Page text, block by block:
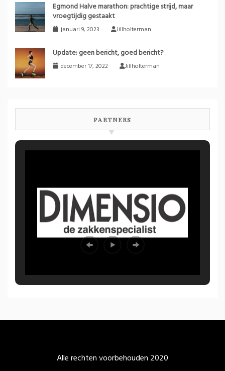
Egmond Halve marathon: prachtige strijd, maar
vroegtijdig gestaakt
januari 9, 2023 Jillholterman
Update: geen bericht, goed bericht?
december 17, 2022 Jillholterman
PARTNERS
Alle rechten voorbehouden 2020